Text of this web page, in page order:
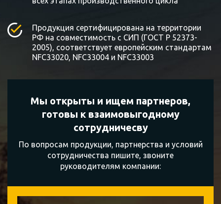
Продукция сертифицирована на территории
РФ на совместимость с СИП (ГОСТ Р 52373-
2005), соответствует европейским стандартам
NFC33020, NFC33004 и NFC33003
Мы открыты и ищем партнеров,
готовы квзаимовыгодному
сотрудничесву
По вопросам продукции, партнерства и условий
сотрудничества пишите, звоните
руководителям компании: